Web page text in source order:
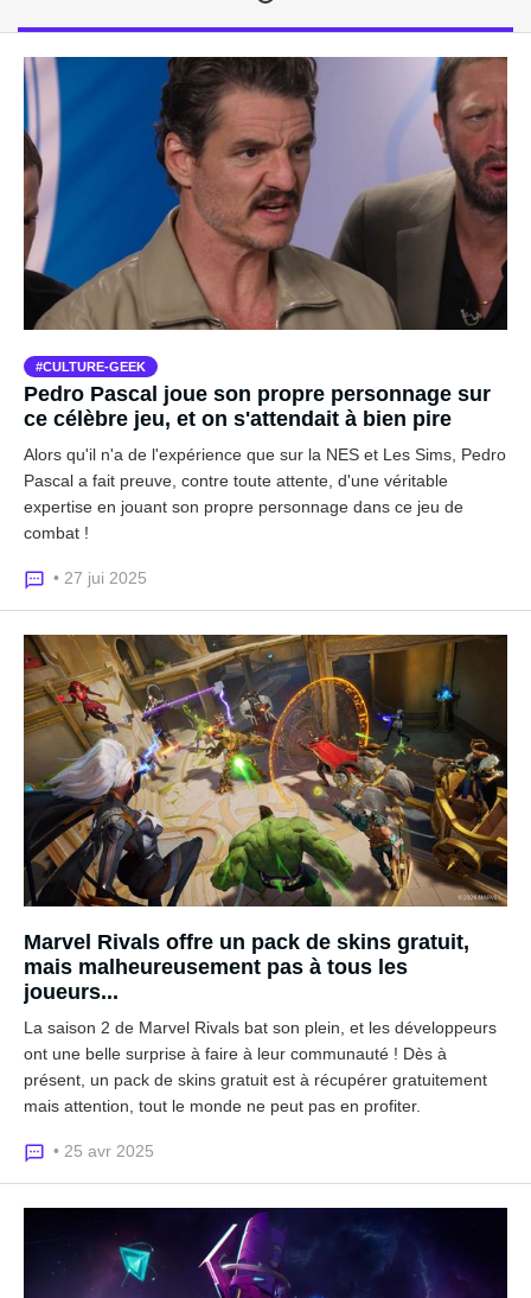
CULTURE-GEEK
Pedro Pascal joue son propre personnage sur
ce célèbre jeu, et on s'attendait à bien pire
Alors qu'il n'a de l'expérience que sur la NES et Les Sims, Pedro
Pascal a fait preuve, contre toute attente, d'une véritable
expertise en jouant son propre personnage dans ce jeu de
combat !
• 27 jui 2025
Marvel Rivals offre un pack de skins gratuit,
mais malheureusement pas à tous les
joueurs...
La saison 2 de Marvel Rivals bat son plein, et les développeurs
ont une belle surprise à faire à leur communauté ! Dès à
présent, un pack de skins gratuit est à récupérer gratuitement
mais attention, tout le monde ne peut pas en profiter.
• 25 avr 2025